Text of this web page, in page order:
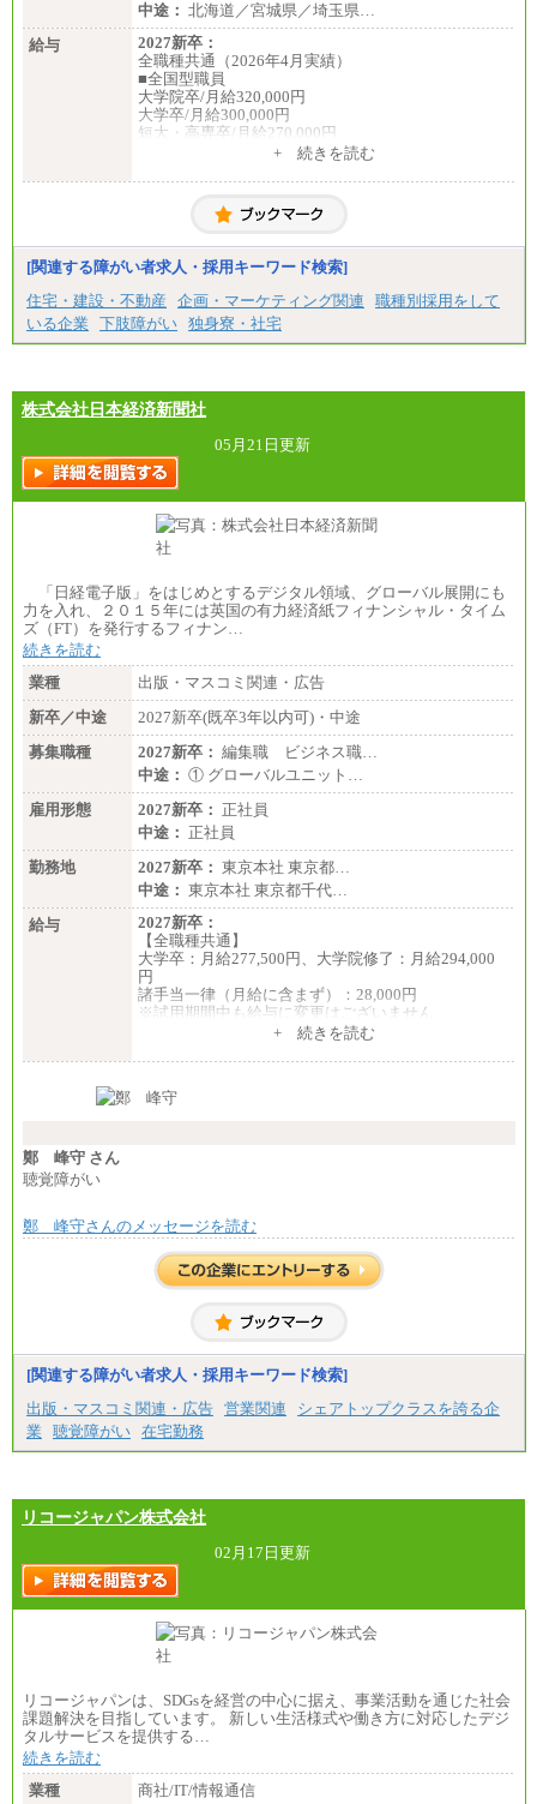
中途： 北海道／宮城県／埼玉県…
給与
2027新卒：
全職種共通（2026年4月実績）
■全国型職員
大学院卒/月給320,000円
大学卒/月給300,000円
短大・高専卒/月給270,000円
大学院卒/月給256,000円～288,000円
大学卒/月給240,000円～270,000円
短大・高専卒/月給216,000円～243,000円
■特定職員※
大学院卒/月給234,000円～263,000円
大学卒/月給219,000円～246,000円
短大・高専卒/月給197,000円～222,000円
※拠点型職員、特定職員の給与は、生活の拠点が定
す。
中途：
全職種共通
月給制
226,600円～390,100円（勤務地域等により異なりま
す）
・ご経験やスキルを考慮し、選考の中で決定いたし
ます。
・試用期間中も同額支給します。
+ 続きを読む
[関連する障がい者求人・採用キーワード検索]
住宅・建設・不動産
企画・マーケティング関連
職種別採用をして
いる企業
下肢障がい 独身寮・社宅
株式会社日本経済新聞社
05月21日更新
「日経電子版」をはじめとするデジタル領域、グローバル展開にも
力を入れ、２０１５年には英国の有力経済紙フィナンシャル・タイム
ズ（FT）を発行するフィナン…
続きを読む
業種
出版・マスコミ関連・広告
新卒／中途
2027新卒(既卒3年以内可)・中途
募集職種
2027新卒： 編集職 ビジネス職…
中途： ① グローバルユニット…
雇用形態
2027新卒： 正社員
中途： 正社員
勤務地
2027新卒： 東京本社 東京都…
中途： 東京本社 東京都千代…
給与
2027新卒：
【全職種共通】
大学卒：月給277,500円、大学院修了：月給294,000
円
諸手当一律（月給に含まず）：28,000円
※試用期間中も給与に変更はございません
月給370,000円～
ます。
+ 続きを読む
鄭 峰守 さん
聴覚障がい
鄭 峰守さんのメッセージを読む
[関連する障がい者求人・採用キーワード検索]
出版・マスコミ関連・広告 営業関連
シェアトップクラスを誇る企
業
聴覚障がい 在宅勤務
リコージャパン株式会社
02月17日更新
リコージャパンは、SDGsを経営の中心に据え、事業活動を通じた社会
課題解決を目指しています。 新しい生活様式や働き方に対応したデジ
タルサービスを提供する…
続きを読む
業種
商社/IT/情報通信